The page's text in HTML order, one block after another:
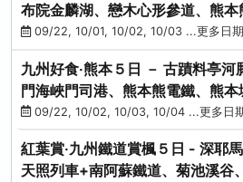
布院金麟湖、戀木心形參道、熊本
獄蒸DIY
09/22, 10/01, 10/02, 10/03 ...更多日期
九州好食‧熊本５日 － 古蹟料亭
門海峽門司港、熊本熊電鐵、熊
09/22, 10/02, 10/03, 10/04 ...更多日
紅葉賞‧九州鐵道賞楓５日 - 深耶
天照列車+南阿蘇鐵道、菊池溪谷